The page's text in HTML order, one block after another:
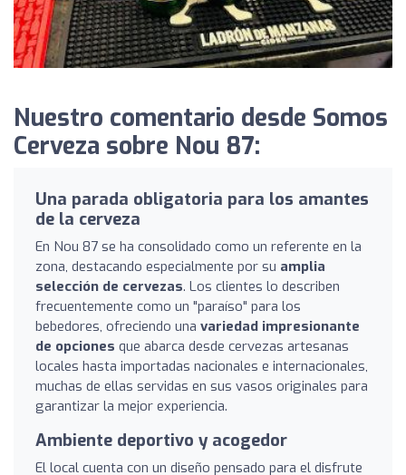
Nuestro comentario desde Somos
Cerveza sobre Nou 87:
Una parada obligatoria para los amantes
de la cerveza
En Nou 87 se ha consolidado como un referente en la
zona, destacando especialmente por su amplia
selección de cervezas. Los clientes lo describen
frecuentemente como un "paraíso" para los
bebedores, ofreciendo una variedad impresionante
de opciones que abarca desde cervezas artesanas
locales hasta importadas nacionales e internacionales,
muchas de ellas servidas en sus vasos originales para
garantizar la mejor experiencia.
Ambiente deportivo y acogedor
El local cuenta con un diseño pensado para el disfrute